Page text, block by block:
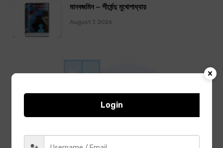
মানবজমিন – শীর্ষেন্দু মুখোপাধ্যায়
August 7, 2026
Login